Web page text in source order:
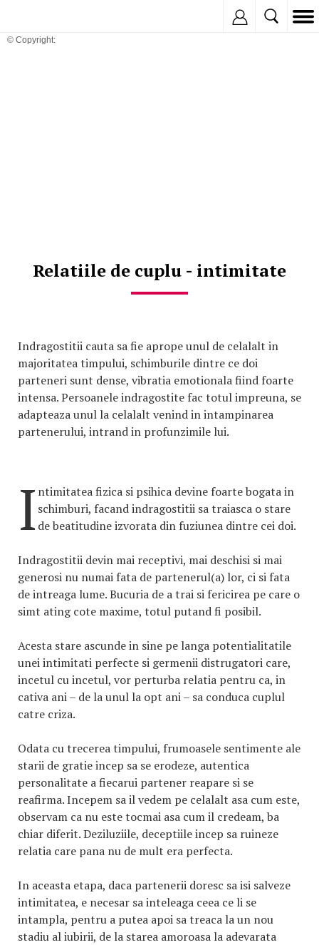
© Copyright:
Relatiile de cuplu - intimitate
Indragostitii cauta sa fie aprope unul de celalalt in
majoritatea timpului, schimburile dintre ce doi
parteneri sunt dense, vibratia emotionala fiind foarte
intensa. Persoanele indragostite fac totul impreuna, se
adapteaza unul la celalalt venind in intampinarea
partenerului, intrand in profunzimile lui.
I ntimitatea fizica si psihica devine foarte bogata in
schimburi, facand indragostitii sa traiasca o stare
de beatitudine izvorata din fuziunea dintre cei doi.
Indragostitii devin mai receptivi, mai deschisi si mai
generosi nu numai fata de partenerul(a) lor, ci si fata
de intreaga lume. Bucuria de a trai si fericirea pe care o
simt ating cote maxime, totul putand fi posibil.
Acesta stare ascunde in sine pe langa potentialitatile
unei intimitati perfecte si germenii distrugatori care,
incetul cu incetul, vor perturba relatia pentru ca, in
cativa ani – de la unul la opt ani – sa conduca cuplul
catre criza.
Odata cu trecerea timpului, frumoasele sentimente ale
starii de gratie incep sa se erodeze, autentica
personalitate a fiecarui partener reapare si se
reafirma. Incepem sa il vedem pe celalalt asa cum este,
observam ca nu este tocmai asa cum il credeam, ba
chiar diferit. Deziluziile, deceptiile incep sa ruineze
relatia care pana nu de mult era perfecta.
In aceasta etapa, daca partenerii doresc sa isi salveze
intimitatea, e necesar sa inteleaga ceea ce li se
intampla, pentru a putea apoi sa treaca la un nou
stadiu al iubirii, de la starea amoroasa la adevarata